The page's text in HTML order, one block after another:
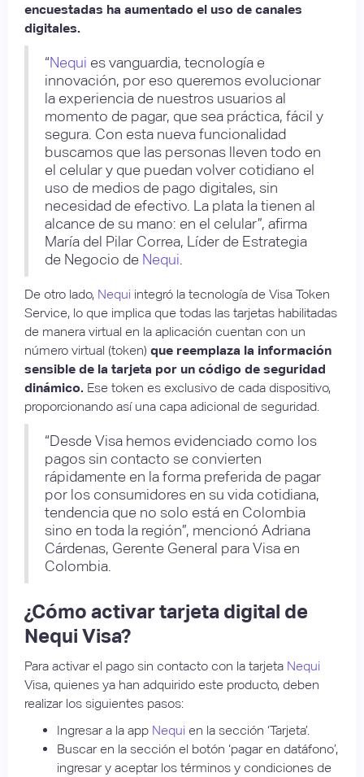
encuestadas ha aumentado el uso de canales
digitales.
“Nequi es vanguardia, tecnología e
innovación, por eso queremos evolucionar
la experiencia de nuestros usuarios al
momento de pagar, que sea práctica, fácil y
segura. Con esta nueva funcionalidad
buscamos que las personas lleven todo en
el celular y que puedan volver cotidiano el
uso de medios de pago digitales, sin
necesidad de efectivo. La plata la tienen al
alcance de su mano: en el celular”, afirma
María del Pilar Correa, Líder de Estrategia
de Negocio de Nequi
De otro lado, Nequi integró la tecnología de Visa Token
Service, lo que implica que todas las tarjetas habilitadas
de manera virtual en la aplicación cuentan con un
número virtual (token) que reemplaza la información
sensible de la tarjeta por un código de seguridad
dinámico. Ese token es exclusivo de cada dispositivo,
proporcionando así una capa adicional de seguridad.
“Desde Visa hemos evidenciado como los
pagos sin contacto se convierten
rápidamente en la forma preferida de pagar
por los consumidores en su vida cotidiana,
tendencia que no solo está en Colombia
sino en toda la región”, mencionó Adriana
Cárdenas, Gerente General para Visa en
Colombia.
¿Cómo activar tarjeta digital de
Nequi Visa?
Para activar el pago sin contacto con la tarjeta Nequi
Visa, quienes ya han adquirido este producto, deben
realizar los siguientes pasos:
Ingresar a la app Nequi en la sección ‘Tarjeta’.
Buscar en la sección el botón ‘pagar en datáfono’,
ingresar y aceptar los términos y condiciones de